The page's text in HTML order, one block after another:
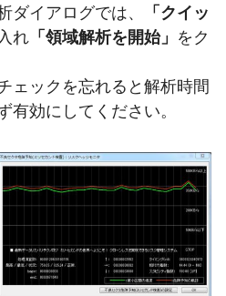
ダイアログでは、
「クイッ
れ 「領域解析を開始」 をク
ェックを忘れると解析時間
有効にしてください。